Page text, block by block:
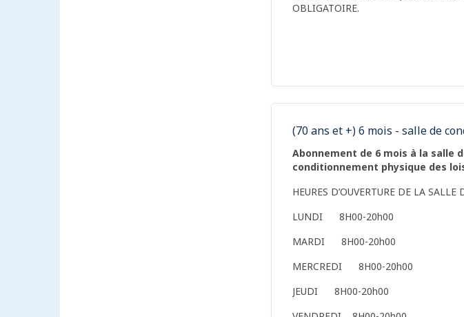
OBLIGATOIRE.
(70 ans et +) 6 mois - salle de
Abonnement de 6 mois à la salle
conditionnement physique des
HEURES D’OUVERTURE DE LA
LUNDI 8H00-20h00
MARDI 8H00-20h00
MERCREDI 8H00-20h00
JEUDI 8H00-20h00